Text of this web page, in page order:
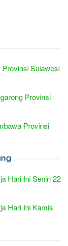
Sulawesi
Provinsi
Provinsi
Hari Ini Senin 22
Hari Ini Kamis